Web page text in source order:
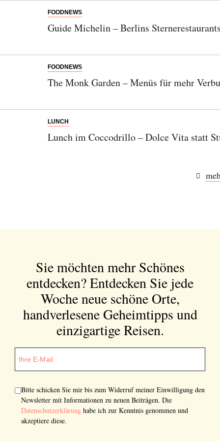
FOODNEWS
Guide Michelin – Berlins
FOODNEWS
The Monk Garden – Menüs für mehr
LUNCH
Lunch im Coccodrillo – Dolce Vita statt
Sie möchten mehr Schönes
entdecken?Entdecken Sie jede
Woche neue schöne Orte,
handverlesene Geheimtipps und
einzigartige Reisen.
Bitte schicken Sie mir bis zum Widerruf meiner Einwilligung den
Newsletter mit Informationen zu neuen Beiträgen. Die
Datenschutzerklärung habe ich zur Kenntnis genommen und
akzeptiere diese.